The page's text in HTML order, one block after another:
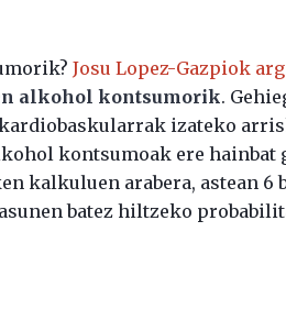
Josu Lopez-Gazpiok
alkohol kontsumorik.
izateko
kontsumoak ere hainbat
kalkuluen arabera, astean 6
batez hiltzeko